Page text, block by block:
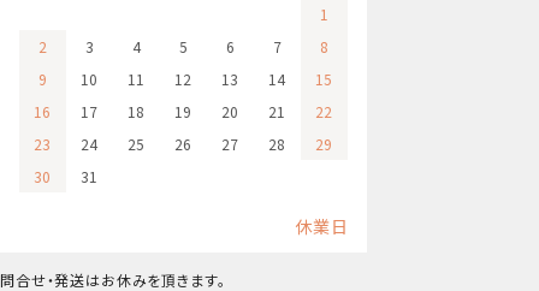
1
2
3 4 5 6 7
8
9
10 11 12 13 14
15
16
17 18 19 20 21
22
23
24 25 26 27 28
29
30
31
休業日
問合せ・発送はお休みを頂きます。